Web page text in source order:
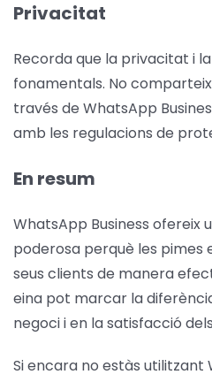
Privacitat
Recorda que la privacitat i
fonamentals. No
través de WhatsApp
amb les regulacions de
En resum
WhatsApp Business ofereix
poderosa perquè les pimes
seus clients de manera
eina pot marcar la
negoci i en la satisfacció
Si encara no estàs utilitzant